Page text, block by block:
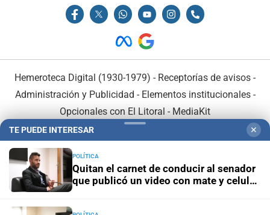
Hemeroteca Digital (1930-1979) - Receptorías de avisos -
Administración y Publicidad - Elementos institucionales-
Opcionales con El Litoral - MediaKit
TE PUEDE INTERESAR ✕
POLÍTICA
Quitan el carnet de conducir al senador
que publicó un video con mate y celular